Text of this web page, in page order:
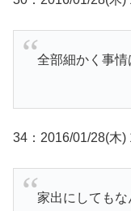
全部細かく事情
34：2016/01/28(木)
家出にしても